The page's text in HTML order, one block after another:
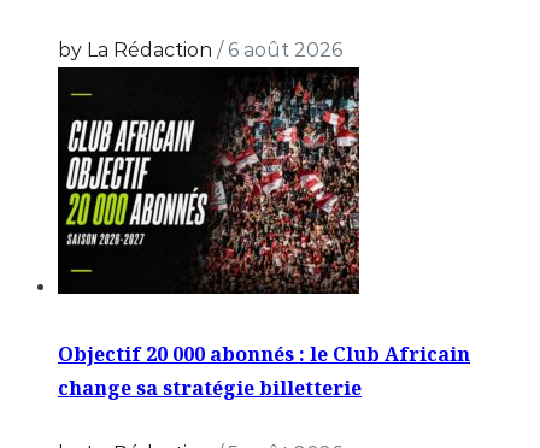
by La Rédaction / 6 août 2026
Objectif 20 000 abonnés : le Club Africain
change sa stratégie billetterie